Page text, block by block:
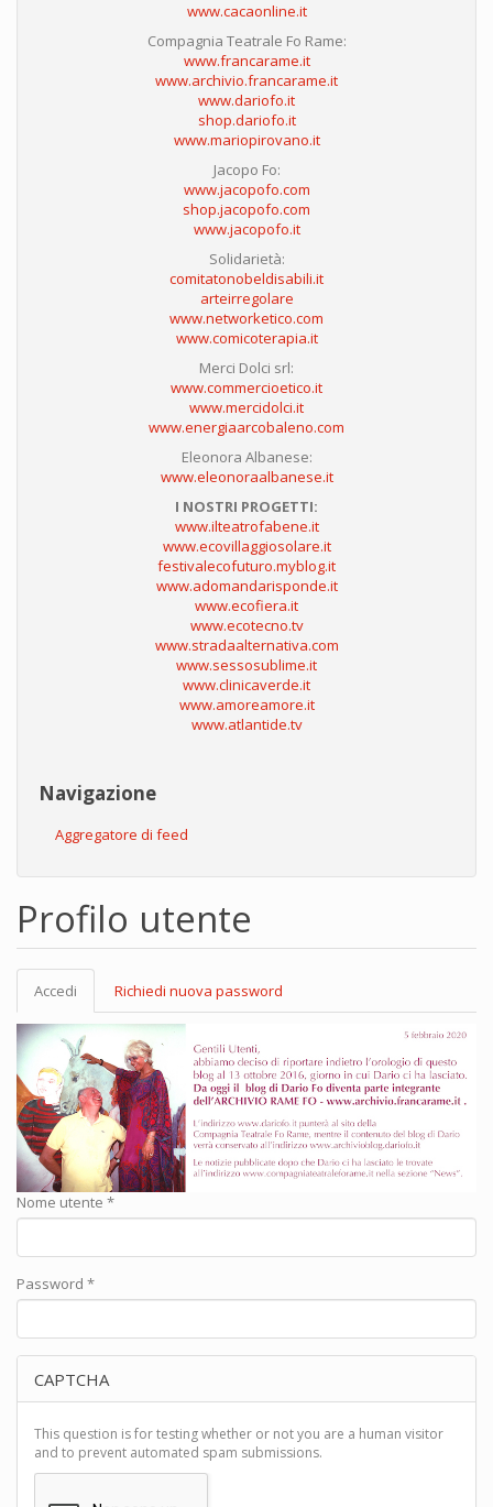
www.cacaonline.it
Compagnia Teatrale Fo Rame:
www.francarame.it
www.archivio.francarame.it
www.dariofo.it
shop.dariofo.it
www.mariopirovano.it
Jacopo Fo:
www.jacopofo.com
shop.jacopofo.com
www.jacopofo.it
Solidarietà:
comitatonobeldisabili.it
arteirregolare
www.networketico.com
www.comicoterapia.it
Merci Dolci srl:
www.commercioetico.it
www.mercidolci.it
www.energiaarcobaleno.com
Eleonora Albanese:
www.eleonoraalbanese.it
I NOSTRI PROGETTI:
www.ilteatrofabene.it
www.ecovillaggiosolare.it
festivalecofuturo.myblog.it
www.adomandarisponde.it
www.ecofiera.it
www.ecotecno.tv
www.stradaalternativa.com
www.sessosublime.it
www.clinicaverde.it
www.amoreamore.it
www.atlantide.tv
Navigazione
Aggregatore di feed
Profilo utente
Schede
primarie
Accedi (scheda
attiva)
Richiedi nuova password
Nome utente *
Password *
CAPTCHA
This question is for testing whether or not you are a human visitor
and to prevent automated spam submissions.